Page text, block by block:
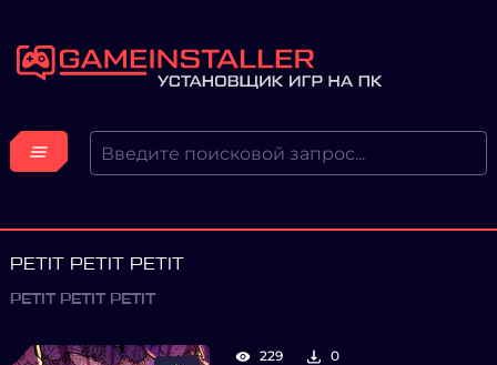
PETIT PETIT PETIT
PETIT PETIT PETIT
229 0